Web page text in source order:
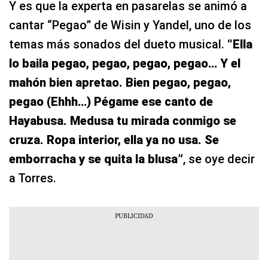
Y es que la experta en pasarelas se animó a
cantar “Pegao” de Wisin y Yandel, uno de los
temas más sonados del dueto musical. “Ella
lo baila pegao, pegao, pegao, pegao… Y el
mahón bien apretao. Bien pegao, pegao,
pegao (Ehhh…) Pégame ese canto de
Hayabusa. Medusa tu mirada conmigo se
cruza. Ropa interior, ella ya no usa. Se
emborracha y se quita la blusa